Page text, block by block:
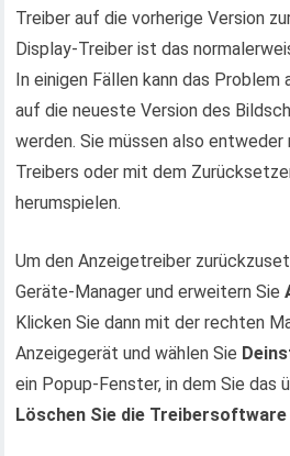
Treiber auf die vorherige Version
Display-Treiber ist das
In einigen Fällen kann das Problem
auf die neueste Version des
werden. Sie müssen also
Treibers oder mit dem
herumspielen.
Um den Anzeigetreiber
Geräte-Manager und erweitern Sie
Klicken Sie dann mit der rechten
Anzeigegerät und wählen Sie
ein Popup-Fenster, in dem Sie das
Löschen Sie die